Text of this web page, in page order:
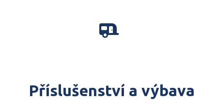
Příslušenství a výbava